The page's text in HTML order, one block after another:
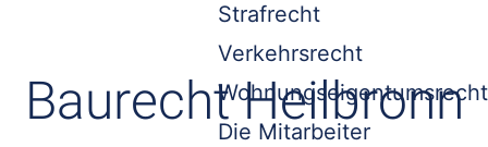
Strafrecht
Verkehrsrecht
Wohnungseigentumsrecht
Die Mitarbeiter
Baurecht Heilbronn